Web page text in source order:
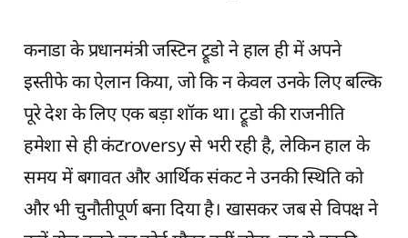
कनाडा के प्रधानमंत्री जस्टिन ट्रूडो ने हाल ही में अपने
इस्तीफे का ऐलान किया, जो कि न केवल उनके लिए बल्कि
पूरे देश के लिए एक बड़ा शॉक था। ट्रूडो की राजनीति
हमेशा से ही कंटroversy से भरी रही है, लेकिन हाल के
समय में बगावत और आर्थिक संकट ने उनकी स्थिति को
और भी चुनौतीपूर्ण बना दिया है। खासकर जब से विपक्ष ने